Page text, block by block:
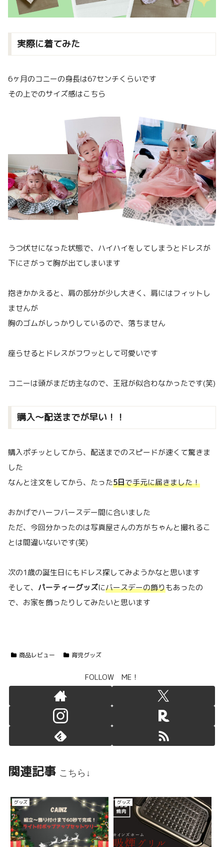
実際に着てみた
6ヶ月のコニーの身長は67センチくらいです
その上でのサイズ感はこちら
うつ伏せになった状態で、ハイハイをしてしまうとドレスが
下にさがって胸が出てしまいます
抱きかかえると、肩の部分が少し大きく、肩にはフィットし
ませんが
胸のゴムがしっかりしているので、落ちません
座らせるとドレスがフワッとして可愛いです
コニーは頭がまだ坊主なので、王冠が似合わなかったです(笑)
購入～配送までが早い！！
購入ポチッとしてから、配送までのスピードが速くて驚きま
した
なんと注文をしてから、たった5日で手元に届きました！
おかげでハーフバースデー間に合いました
ただ、今回分かったのは写真屋さんの方がちゃんと撮れるこ
とは間違いないです(笑)
次の1歳の誕生日にもドレス探してみようかなと思います
そして、 パーティーグッズにバースデーの飾りもあったの
で、お家を飾ったりしてみたいと思います
商品レビュー 育児グッズ
FOLLOW ME！
関連記事 こちら↓
グッズ グッズ